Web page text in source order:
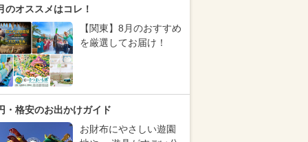
のオススメはコレ！
【関東】8月のおすすめ
を厳選してお届け！
・格安のお出かけガイド
お財布にやさしい遊園